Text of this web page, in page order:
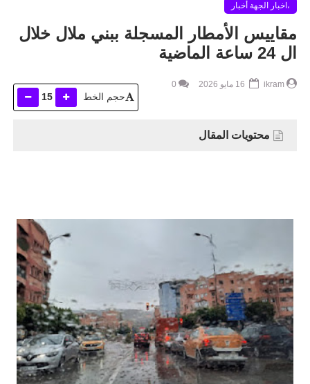
،اخبار الجهة أخبار
مقاييس الأمطار المسجلة ببني ملال خلال
ال 24 ساعة الماضية
ikram
0
حجم الخط 15
محتويات المقال